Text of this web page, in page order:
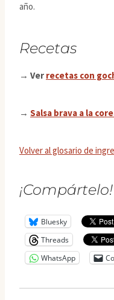
año.
Recetas
→ Ver recetas con
→ Salsa brava a la
Volver al glosario de
¡Compártelo!
Bluesky
Threads
WhatsApp